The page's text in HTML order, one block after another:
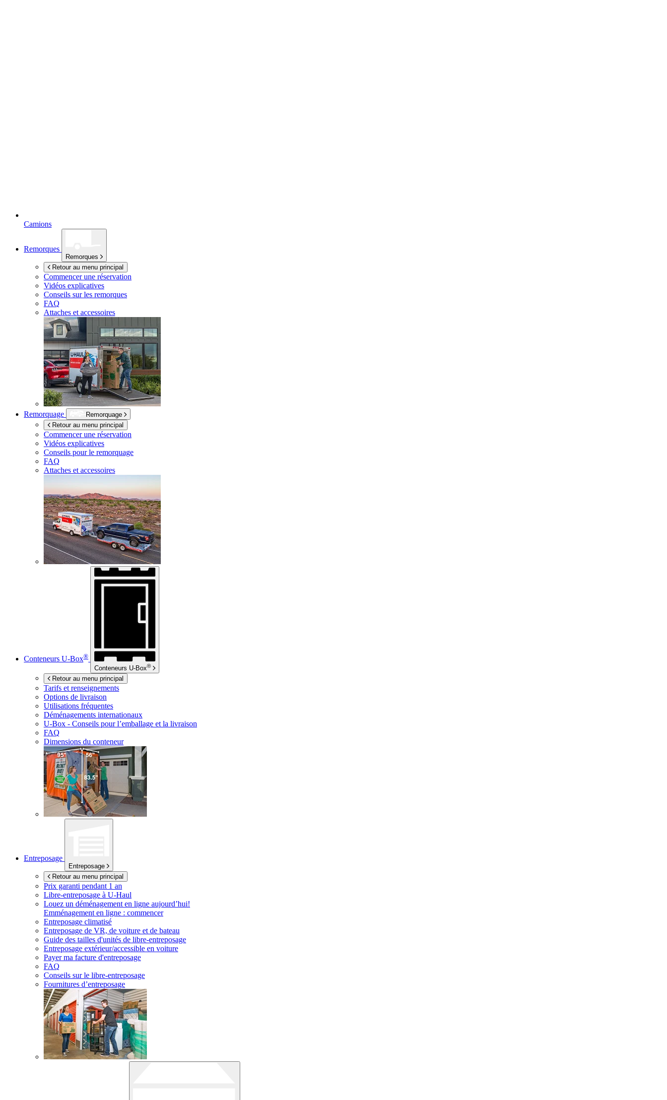
Camions
Remorques
Remorques
Retour au menu principal
Commencer une réservation
Vidéos explicatives
Conseils sur les remorques
FAQ
Attaches et accessoires
Remorquage
Remorquage
Retour au menu principal
Commencer une réservation
Vidéos explicatives
Conseils pour le remorquage
FAQ
Attaches et accessoires
Conteneurs U-Box®
Conteneurs U-Box®
Retour au menu principal
Tarifs et renseignements
Options de livraison
Utilisations fréquentes
Déménagements internationaux
U-Box - Conseils pour l’emballage et la livraison
FAQ
Dimensions du conteneur
Entreposage
Entreposage
Retour au menu principal
Prix garanti pendant 1 an
Libre-entreposage à U-Haul
Louez un déménagement en ligne aujourd’hui!
Emménagement en ligne : commencer
Entreposage climatisé
Entreposage de VR, de voiture et de bateau
Guide des tailles d'unités de libre-entreposage
Entreposage extérieur/accessible en voiture
Payer ma facture d'entreposage
FAQ
Conseils sur le libre-entreposage
Fournitures d’entreposage